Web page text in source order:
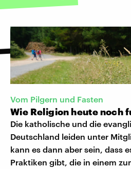
Vom Pilgern und Fasten
Wie Religion heute noch
Die katholische und die
Deutschland leiden unter
kann es dann aber sein, dass
Praktiken gibt, die in einem